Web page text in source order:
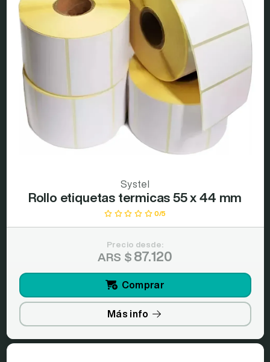
Systel
Rollo etiquetas termicas 55 x 44 mm
0/5
Precio desde:
ARS $ 87.120
Comprar
Más info